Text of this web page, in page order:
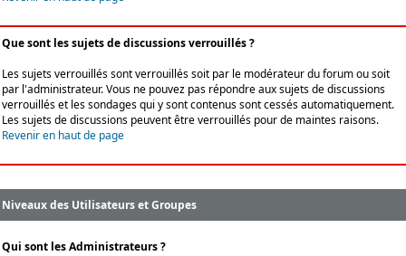
Que sont les sujets de discussions verrouillés ?
Les sujets verrouillés sont verrouillés soit par le modérateur du forum ou soit
par l'administrateur. Vous ne pouvez pas répondre aux sujets de discussions
verrouillés et les sondages qui y sont contenus sont cessés automatiquement.
Les sujets de discussions peuvent être verrouillés pour de maintes raisons.
Revenir en haut de page
Niveaux des Utilisateurs et Groupes
Qui sont les Administrateurs ?